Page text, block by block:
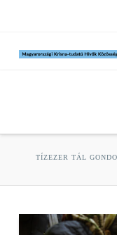
TÍZEZER TÁL